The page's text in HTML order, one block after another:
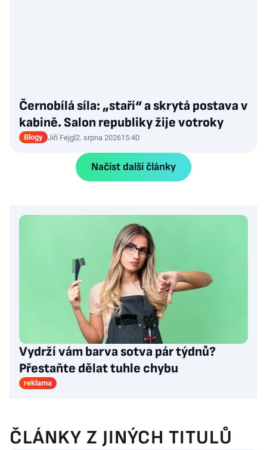
Černobílá síla: „staří“ a skrytá postava v
kabině. Salon republiky žije votroky
Blogy Jiří Fejgl2. srpna 202615:40
Načíst další články
Vydrží vám barva sotva pár týdnů?
Přestaňte dělat tuhle chybu
reklama
ČLÁNKY Z JINÝCH TITULŮ